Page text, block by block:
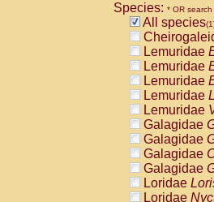
Species: * OR search
All species
Lemuridae
Lemuridae
Lemuridae
Lemuridae
Lemuridae
Galagidae
Galagidae
Galagidae
Galagidae
Loridae
Loridae